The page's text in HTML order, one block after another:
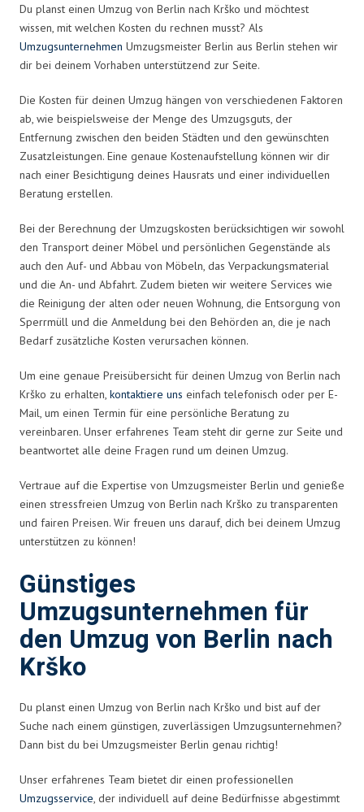
Du planst einen Umzug von Berlin nach Krško und möchtest
wissen, mit welchen Kosten du rechnen musst? Als
Umzugsunternehmen Umzugsmeister Berlin aus Berlin stehen wir
dir bei deinem Vorhaben unterstützend zur Seite.
Die Kosten für deinen Umzug hängen von verschiedenen Faktoren
ab, wie beispielsweise der Menge des Umzugsguts, der
Entfernung zwischen den beiden Städten und den gewünschten
Zusatzleistungen. Eine genaue Kostenaufstellung können wir dir
nach einer Besichtigung deines Hausrats und einer individuellen
Beratung erstellen.
Bei der Berechnung der Umzugskosten berücksichtigen wir sowohl
den Transport deiner Möbel und persönlichen Gegenstände als
auch den Auf- und Abbau von Möbeln, das Verpackungsmaterial
und die An- und Abfahrt. Zudem bieten wir weitere Services wie
die Reinigung der alten oder neuen Wohnung, die Entsorgung von
Sperrmüll und die Anmeldung bei den Behörden an, die je nach
Bedarf zusätzliche Kosten verursachen können.
Um eine genaue Preisübersicht für deinen Umzug von Berlin nach
Krško zu erhalten, kontaktiere uns einfach telefonisch oder per E-
Mail, um einen Termin für eine persönliche Beratung zu
vereinbaren. Unser erfahrenes Team steht dir gerne zur Seite und
beantwortet alle deine Fragen rund um deinen Umzug.
Vertraue auf die Expertise von Umzugsmeister Berlin und genieße
einen stressfreien Umzug von Berlin nach Krško zu transparenten
und fairen Preisen. Wir freuen uns darauf, dich bei deinem Umzug
unterstützen zu können!
Günstiges
Umzugsunternehmen für
den Umzug von Berlin nach
Krško
Du planst einen Umzug von Berlin nach Krško und bist auf der
Suche nach einem günstigen, zuverlässigen Umzugsunternehmen?
Dann bist du bei Umzugsmeister Berlin genau richtig!
Unser erfahrenes Team bietet dir einen professionellen
Umzugsservice, der individuell auf deine Bedürfnisse abgestimmt